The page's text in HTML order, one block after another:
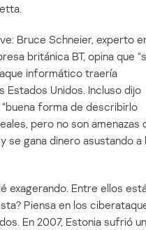
Bruce Schneier, experto
británica BT, opina que
informático traería
Estados Unidos. Incluso dijo
forma de describirlo
pero no son amenazas
se gana dinero asustando a
exagerando. Entre ellos
Piensa en los
En 2007, Estonia sufrió un